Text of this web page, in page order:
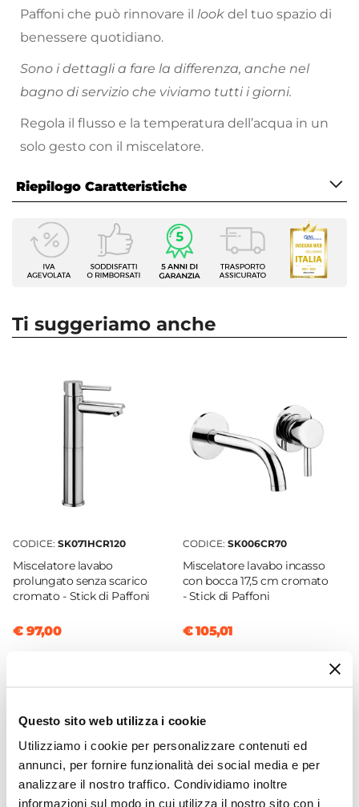
Questo sito web utilizza i cookie
Utilizziamo i cookie per personalizzare contenuti ed
annunci, per fornire funzionalità dei social media e per
analizzare il nostro traffico. Condividiamo inoltre
informazioni sul modo in cui utilizza il nostro sito con i
Paffoni che può rinnovare il look del tuo spazio di
benessere quotidiano.
Sono i dettagli a fare la differenza, anche nel
bagno di servizio che viviamo tutti i giorni.
Regola il flusso e la temperatura dell’acqua in un
solo gesto con il miscelatore.
Riepilogo Caratteristiche
Caratteristiche Generali
Tipologia Set
Lavabo - Bidet
Marca
Serie
Cromo
Materiale
Installazione
Bidet |Lavabo
Caratteristiche Miscelatore Lavabo
Miscelatore lavabo
Leva monocomando
Altezza
15,7 cm
Sezione Base
Ti suggeriamo anche
CODICE: SK071HCR120
Miscelatore lavabo
prolungato senza scarico
cromato - Stick di Paffoni
€ 97,00
CODICE: SK006CR70
Miscelatore lavabo incasso
con bocca 17,5 cm cromato
- Stick di Paffoni
€ 105,01